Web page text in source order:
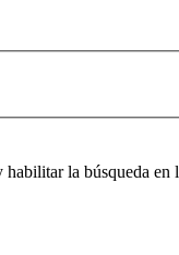
la búsqueda